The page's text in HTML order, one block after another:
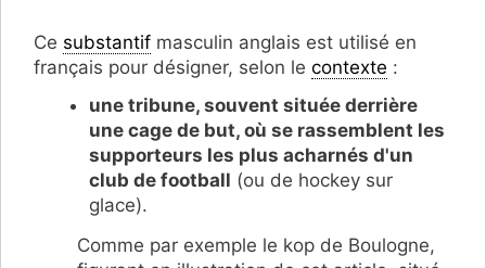
Ce substantif masculin anglais est utilisé en
français pour désigner, selon le contexte :
une tribune, souvent située derrière
une cage de but, où se rassemblent les
supporteurs les plus acharnés d'un
club de football (ou de hockey sur
glace).
Comme par exemple le kop de Boulogne,